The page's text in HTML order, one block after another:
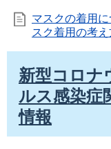
マスクの着用
スク着用の考え
新型コロナ
ルス感染症
情報